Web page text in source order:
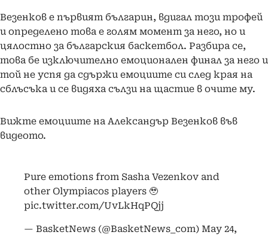
Везенков е първият българин, вдигал този трофей
и определено това е голям момент за него, но и
цялостно за българския баскетбол. Разбира се,
това бе изключително емоционален финал за него и
той не успя да сдържи емоциите си след края на
сблъсъка и се видяха сълзи на щастие в очите му.
Вижте емоциите на Александър Везенков във
видеото.
Pure emotions from Sasha Vezenkov and
other Olympiacos players 🥹
pic.twitter.com/UvLkHqPQjj
— BasketNews (@BasketNews_com) May 24,